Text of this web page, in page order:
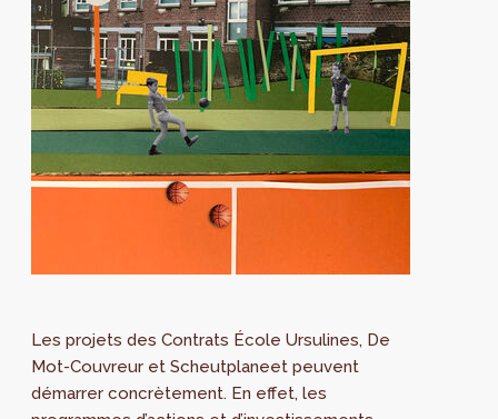
Les projets des Contrats École Ursulines, De
Mot-Couvreur et Scheutplaneet peuvent
démarrer concrètement. En effet, les